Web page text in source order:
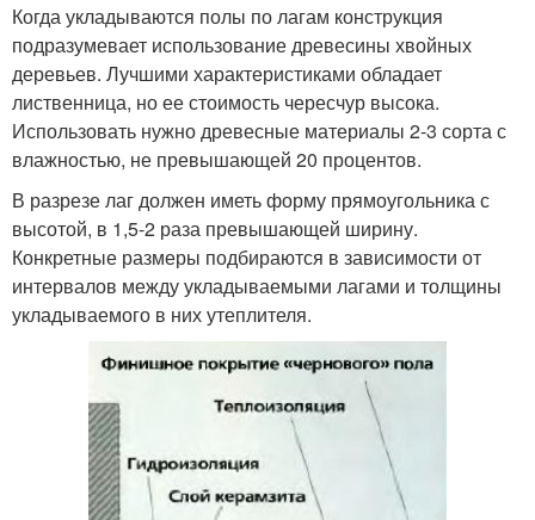
Когда укладываются полы по лагам конструкция
подразумевает использование древесины хвойных
деревьев. Лучшими характеристиками обладает
лиственница, но ее стоимость чересчур высока.
Использовать нужно древесные материалы 2-3 сорта с
влажностью, не превышающей 20 процентов.
В разрезе лаг должен иметь форму прямоугольника с
высотой, в 1,5-2 раза превышающей ширину.
Конкретные размеры подбираются в зависимости от
интервалов между укладываемыми лагами и толщины
укладываемого в них утеплителя.